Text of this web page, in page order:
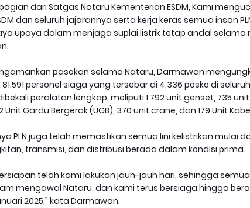
dari Satgas Nataru Kementerian ESDM, Kami
dan seluruh jajarannya serta kerja keras semua insan
upaya dalam menjaga suplai listrik tetap andal selama
pasokan selama Nataru, Darmawan
personel siaga yang tersebar di 4.336 posko di
peralatan lengkap, meliputi 1.792 unit genset, 735
Unit Gardu Bergerak (UGB), 370 unit crane, dan 179 Unit
PLN juga telah memastikan semua lini kelistrikan mulai
transmisi, dan distribusi berada dalam kondisi prima.
telah kami lakukan jauh-jauh hari, sehingga
mengawal Nataru, dan kami terus bersiaga hingga
2025,” kata Darmawan.